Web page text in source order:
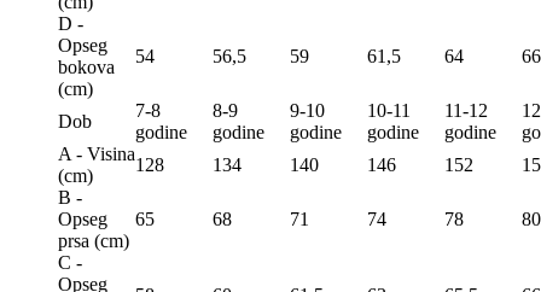
D -
Opseg
bokova
(сm)
54 56,5 59 61,5 64 66
Dob
7-8
godine
8-9
godine
9-10
godine
10-11
godine
11-12
godine
A - Visina
(сm)
128 134 140 146 152
B -
Opseg
prsa (сm)
65 68 71 74 78 80
C -
Opseg